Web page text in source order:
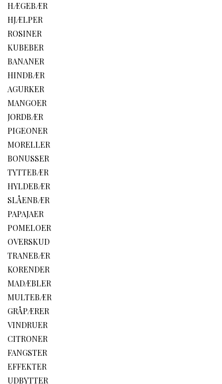
HÆGEBÆR
HJÆLPER
ROSINER
KUBEBER
BANANER
HINDBÆR
AGURKER
MANGOER
JORDBÆR
PIGEONER
MORELLER
BONUSSER
TYTTEBÆR
HYLDEBÆR
SLÅENBÆR
PAPAJAER
POMELOER
OVERSKUD
TRANEBÆR
KORENDER
MADÆBLER
MULTEBÆR
GRÅPÆRER
VINDRUER
CITRONER
FANGSTER
EFFEKTER
UDBYTTER